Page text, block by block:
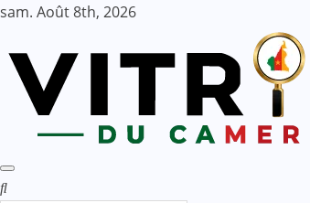
Skip
content
sam. Août 8th, 2026